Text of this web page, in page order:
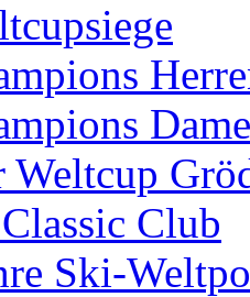
Weltcup
Club
Ski-